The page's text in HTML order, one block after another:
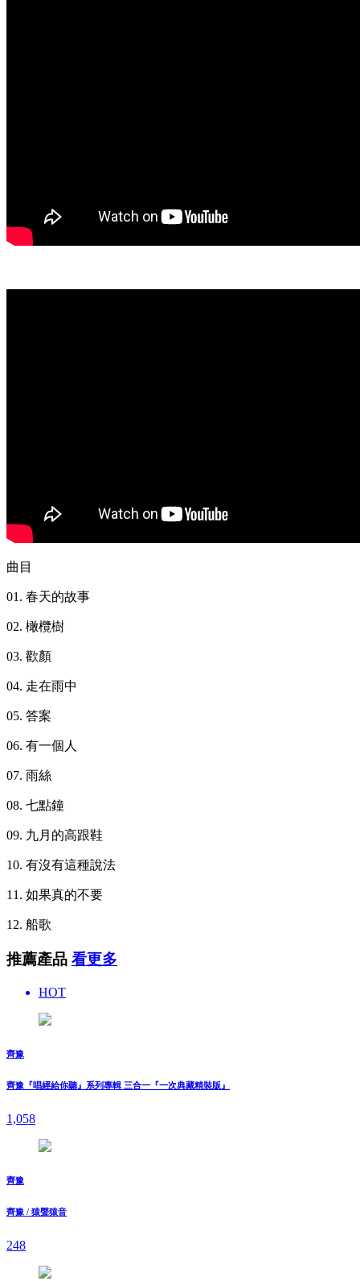
曲目
01. 春天的故事
02. 橄欖樹
03. 歡顏
04. 走在雨中
05. 答案
06. 有一個人
07. 雨絲
08. 七點鐘
09. 九月的高跟鞋
10. 有沒有這種說法
11. 如果真的不要
12. 船歌
推薦產品 看更多
HOT
齊豫
齊豫『唱經給你聽』系列專輯 三合一『一次典藏精裝版』
1,058
齊豫
齊豫 / 猿聲猿音
248